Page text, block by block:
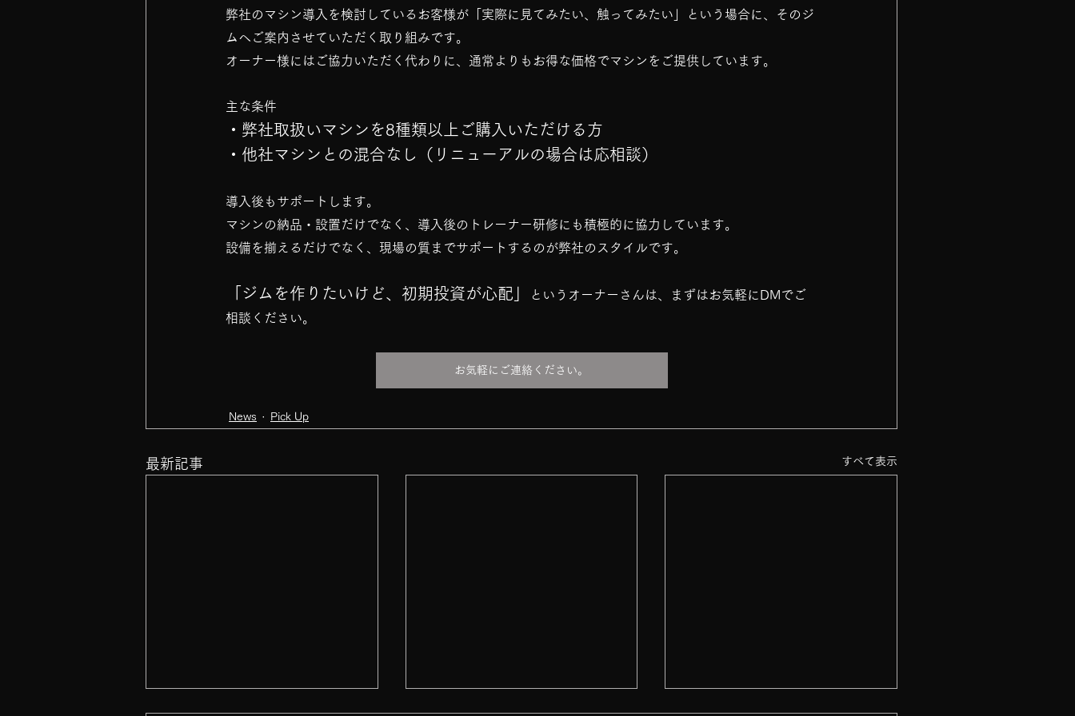
弊社のマシン導入を検討しているお客様が「実際に見てみたい、触ってみたい」という場合に、そのジ
ムへご案内させていただく取り組みです。
オーナー様にはご協力いただく代わりに、通常よりもお得な価格でマシンをご提供しています。
主な条件
・弊社取扱いマシンを8種類以上ご購入いただける方
・他社マシンとの混合なし（リニューアルの場合は応相談）
導入後もサポートします。
マシンの納品・設置だけでなく、導入後のトレーナー研修にも積極的に協力しています。
設備を揃えるだけでなく、現場の質までサポートするのが弊社のスタイルです。
「ジムを作りたいけど、初期投資が心配」
というオーナーさんは、まずはお気軽にDMでご
相談ください。
お気軽にご連絡ください。
News Pick Up
最新記事 すべて表示